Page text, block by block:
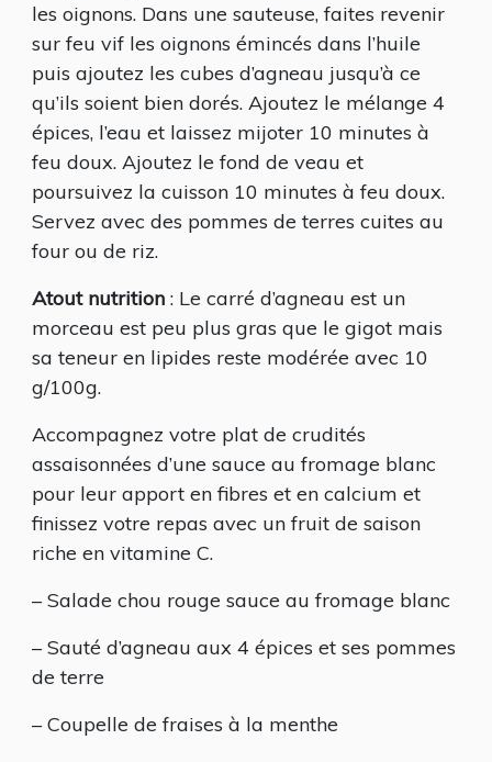
les oignons. Dans une sauteuse, faites revenir
sur feu vif les oignons émincés dans l’huile
puis ajoutez les cubes d’agneau jusqu’à ce
qu’ils soient bien dorés. Ajoutez le mélange 4
épices, l’eau et laissez mijoter 10 minutes à
feu doux. Ajoutez le fond de veau et
poursuivez la cuisson 10 minutes à feu doux.
Servez avec des pommes de terres cuites au
four ou de riz.
Atout nutrition : Le carré d’agneau est un
morceau est peu plus gras que le gigot mais
sa teneur en lipides reste modérée avec 10
g/100g.
Accompagnez votre plat de crudités
assaisonnées d’une sauce au fromage blanc
pour leur apport en fibres et en calcium et
finissez votre repas avec un fruit de saison
riche en vitamine C.
– Salade chou rouge sauce au fromage blanc
– Sauté d’agneau aux 4 épices et ses pommes
de terre
– Coupelle de fraises à la menthe